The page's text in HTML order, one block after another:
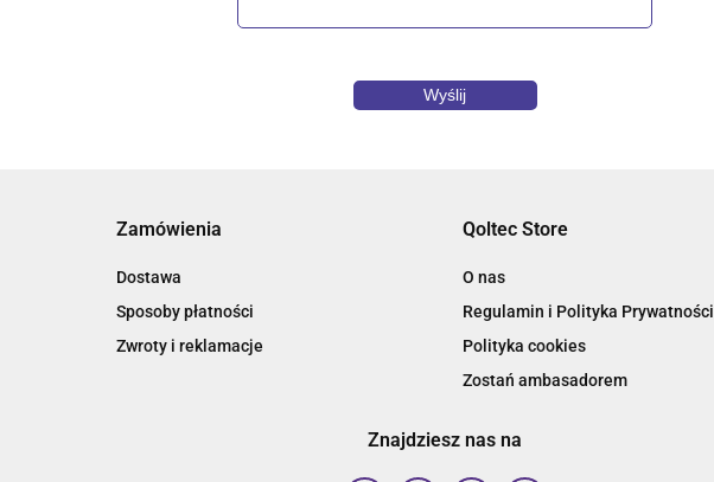
Zamówienia
Dostawa
Sposoby płatności
Zwroty i reklamacje
Qoltec Store
O nas
Regulamin i Polityka Prywatności
Polityka cookies
Zostań ambasadorem
Znajdziesz nas na